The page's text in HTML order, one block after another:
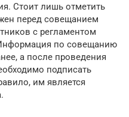
Стоит лишь отметить
перед совещанием
с регламентом
по совещанию
а после проведения
подписать
им является